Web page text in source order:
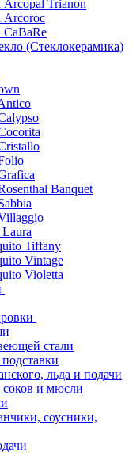
Arcopal Trianon
Arcoroc
CaBaRe
(Стеклокерамика)
Banquet
Tiffany
Vintage
Violetta
стали
льда и подачи
и мюсли
соусники,